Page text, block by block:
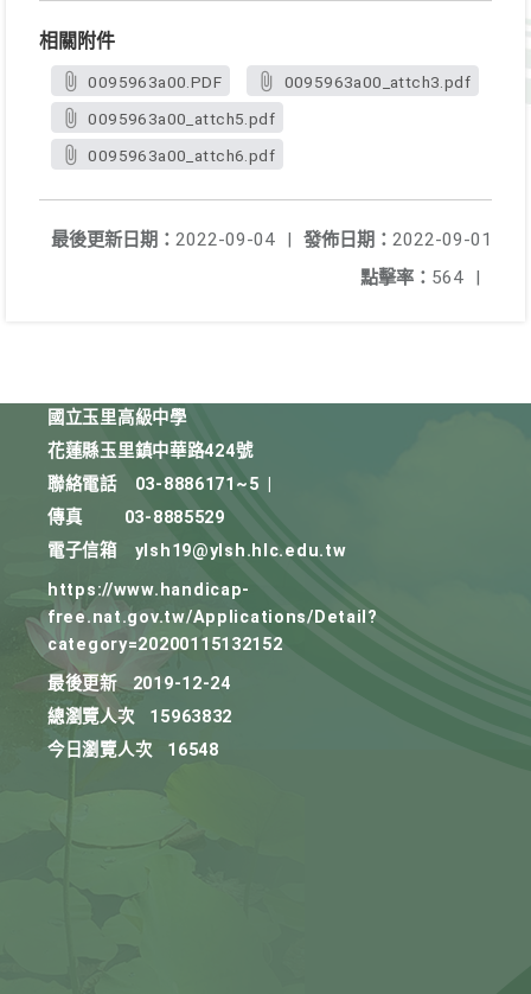
相關附件
0095963a00.PDF
0095963a00_attch3.pdf
0095963a00_attch5.pdf
0095963a00_attch6.pdf
發佈日期： 2022-09-01
最後更新日期： 2022-09-04
|
點擊率： 564 |
國立玉里高級中學
花蓮縣玉里鎮中華路424號
聯絡電話
03-8886171~5
傳真
03-8885529
電子信箱
ylsh19@ylsh.hlc.edu.tw
https://www.handicap-
free.nat.gov.tw/Applications/Detail?
category=20200115132152
最後更新
2019-12-24
總瀏覽人次
15963832
今日瀏覽人次
16548